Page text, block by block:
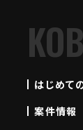
はじめて
案件情報